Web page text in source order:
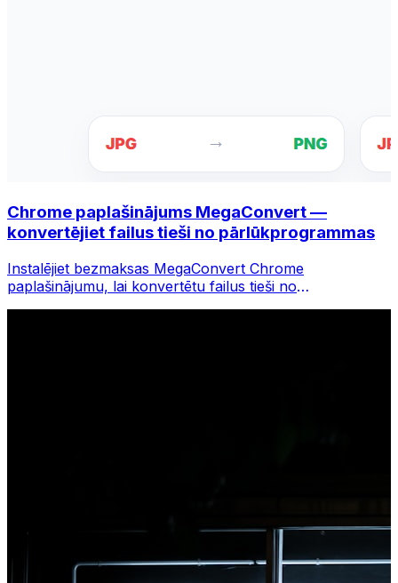
Chrome paplašinājums MegaConvert —
konvertējiet failus tieši no pārlūkprogrammas
Instalējiet bezmaksas MegaConvert Chrome
paplašinājumu, lai konvertētu failus tieši no